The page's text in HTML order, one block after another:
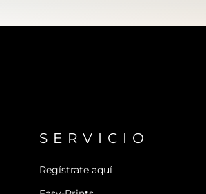
SERVICIO
Regístrate aquí